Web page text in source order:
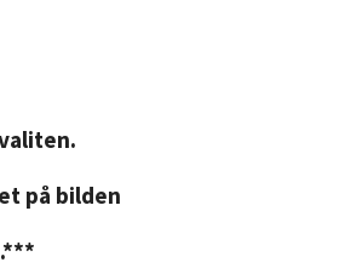
på bilden